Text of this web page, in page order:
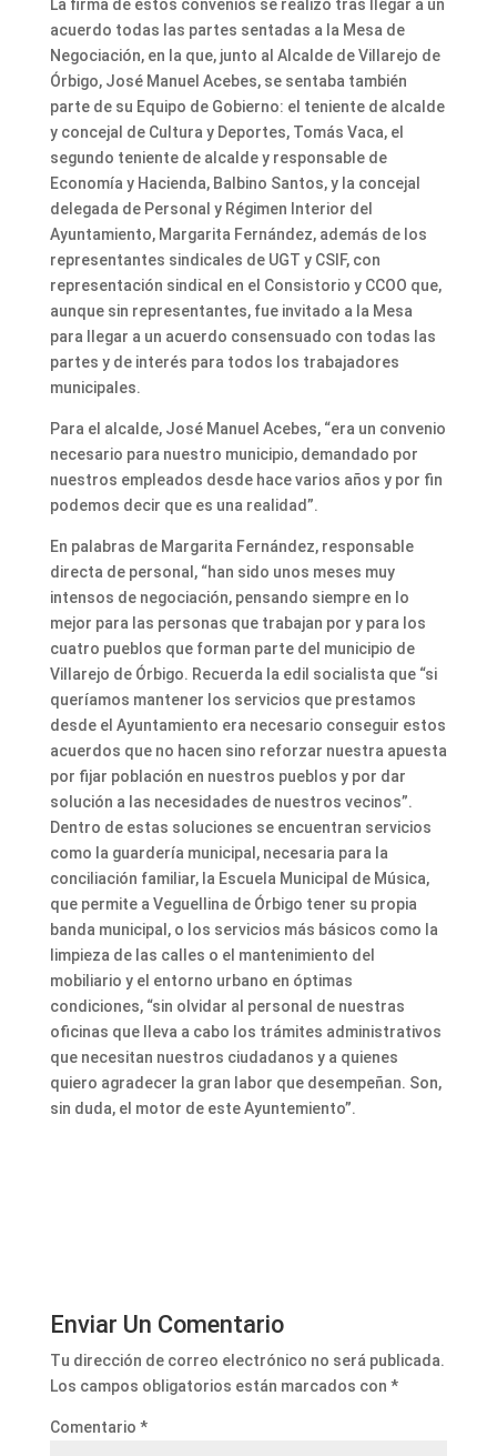
La firma de estos convenios se realizó tras llegar a un
acuerdo todas las partes sentadas a la Mesa de
Negociación, en la que, junto al Alcalde de Villarejo de
Órbigo, José Manuel Acebes, se sentaba también
parte de su Equipo de Gobierno: el teniente de alcalde
y concejal de Cultura y Deportes, Tomás Vaca, el
segundo teniente de alcalde y responsable de
Economía y Hacienda, Balbino Santos, y la concejal
delegada de Personal y Régimen Interior del
Ayuntamiento, Margarita Fernández, además de los
representantes sindicales de UGT y CSIF, con
representación sindical en el Consistorio y CCOO que,
aunque sin representantes, fue invitado a la Mesa
para llegar a un acuerdo consensuado con todas las
partes y de interés para todos los trabajadores
municipales.
Para el alcalde, José Manuel Acebes, “era un convenio
necesario para nuestro municipio, demandado por
nuestros empleados desde hace varios años y por fin
podemos decir que es una realidad”.
En palabras de Margarita Fernández, responsable
directa de personal, “han sido unos meses muy
intensos de negociación, pensando siempre en lo
mejor para las personas que trabajan por y para los
cuatro pueblos que forman parte del municipio de
Villarejo de Órbigo. Recuerda la edil socialista que “si
queríamos mantener los servicios que prestamos
desde el Ayuntamiento era necesario conseguir estos
acuerdos que no hacen sino reforzar nuestra apuesta
por fijar población en nuestros pueblos y por dar
solución a las necesidades de nuestros vecinos”.
Dentro de estas soluciones se encuentran servicios
como la guardería municipal, necesaria para la
conciliación familiar, la Escuela Municipal de Música,
que permite a Veguellina de Órbigo tener su propia
banda municipal, o los servicios más básicos como la
limpieza de las calles o el mantenimiento del
mobiliario y el entorno urbano en óptimas
condiciones, “sin olvidar al personal de nuestras
oficinas que lleva a cabo los trámites administrativos
que necesitan nuestros ciudadanos y a quienes
quiero agradecer la gran labor que desempeñan. Son,
sin duda, el motor de este Ayuntemiento”.
Enviar Un Comentario
Tu dirección de correo electrónico no será publicada.
Los campos obligatorios están marcados con *
Comentario *